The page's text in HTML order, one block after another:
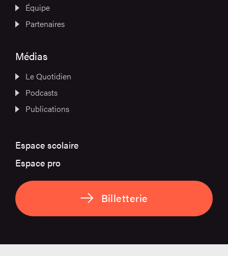
Équipe
Partenaires
Médias
Le Quotidien
Podcasts
Publications
Espace scolaire
Espace pro
Billetterie